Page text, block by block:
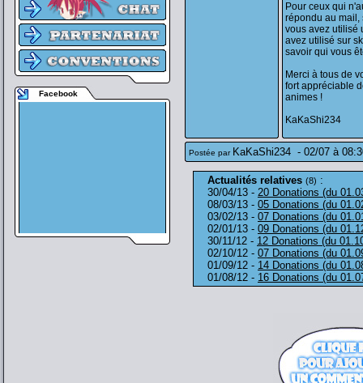
Facebook
Pour ceux qui
répondu au mail,
vous avez utilisé
avez utilisé sur
savoir qui vous
Merci à tous de
fort appréciable
animes !
KaKaShi234
Postée par KaKaShi234 - 02/07 à
Actualités relatives (8) :
30/04/13 - 20 Donations (du
08/03/13 - 05 Donations (du
03/02/13 - 07 Donations (du
02/01/13 - 09 Donations (du
30/11/12 - 12 Donations (du
02/10/12 - 07 Donations (du
01/09/12 - 14 Donations (du
01/08/12 - 16 Donations (du